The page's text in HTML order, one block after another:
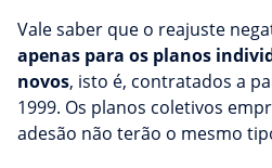
Vale saber que o reajuste
apenas para os planos
novos, isto é, contratados a
1999. Os planos coletivos
adesão não terão o mesmo